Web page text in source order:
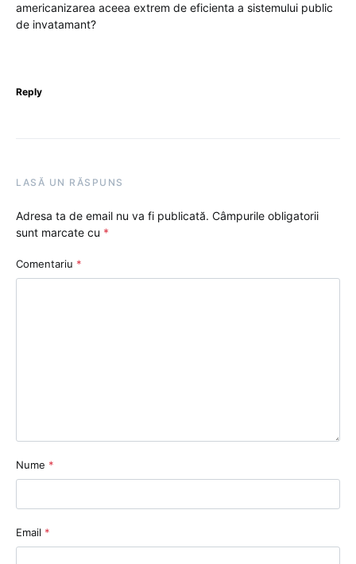
americanizarea aceea extrem de eficienta a sistemului public
de invatamant?
Reply
LASĂ UN RĂSPUNS
Adresa ta de email nu va fi publicată. Câmpurile obligatorii
sunt marcate cu *
Comentariu *
Nume *
Email *